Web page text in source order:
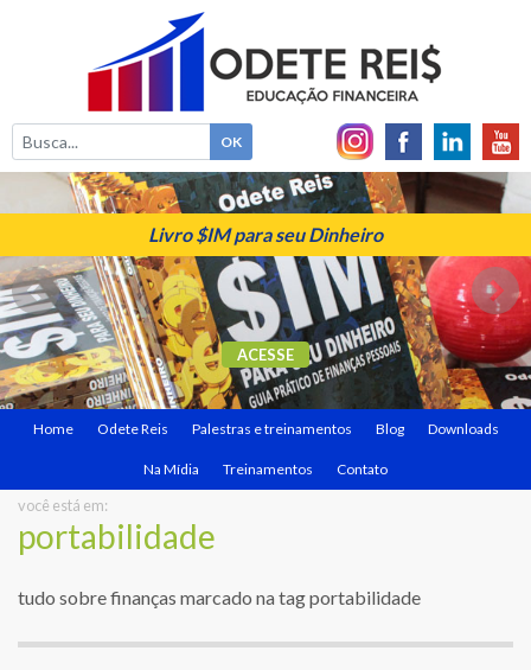
Livro $IM para seu Dinheiro
ACESSE
Home Odete Reis Palestras e treinamentos Blog Downloads
Na Mídia Treinamentos Contato
você está em:
portabilidade
tudo sobre finanças marcado na tag portabilidade